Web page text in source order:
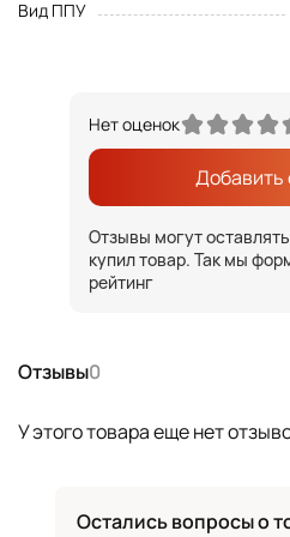
Вид ППУ
Отзывы0
У этого товара еще нет
Нет оценок
Добавить
Отзывы могут
купил товар. Так мы
рейтинг
Остались вопросы о